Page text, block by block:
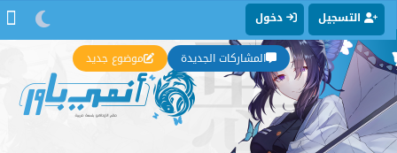
التسجيل دخول
المشاركات الجديدة موضوع جديد